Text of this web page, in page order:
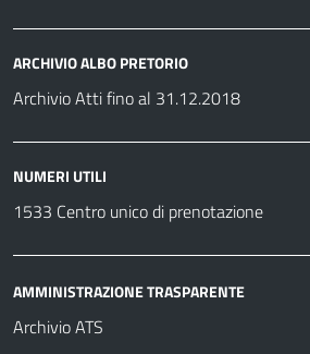
ARCHIVIO ALBO PRETORIO
Archivio Atti fino al 31.12.2018
NUMERI UTILI
1533 Centro unico di prenotazione
AMMINISTRAZIONE TRASPARENTE
Archivio ATS